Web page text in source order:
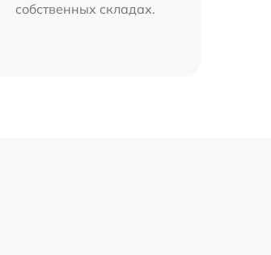
собственных складах.